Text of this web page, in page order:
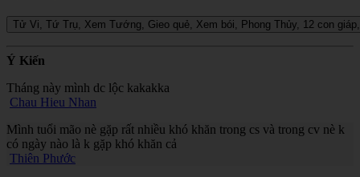
Ý Kiến
Tháng này mình dc lộc kakakka
Chau Hieu Nhan
Mình tuổi mão nè gặp rất nhiều khó khăn trong cs và trong cv nè k
có ngày nào là k gặp khó khăn cả
Thiên Phước